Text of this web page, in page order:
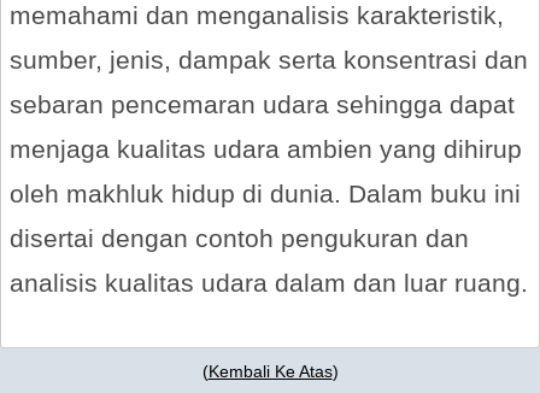
memahami dan menganalisis karakteristik,
sumber, jenis, dampak serta konsentrasi dan
sebaran pencemaran udara sehingga dapat
menjaga kualitas udara ambien yang dihirup
oleh makhluk hidup di dunia. Dalam buku ini
disertai dengan contoh pengukuran dan
analisis kualitas udara dalam dan luar ruang.
(Kembali Ke Atas)